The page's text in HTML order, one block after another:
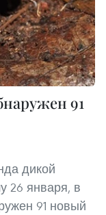
91
дикой
26 января, в
91 новый